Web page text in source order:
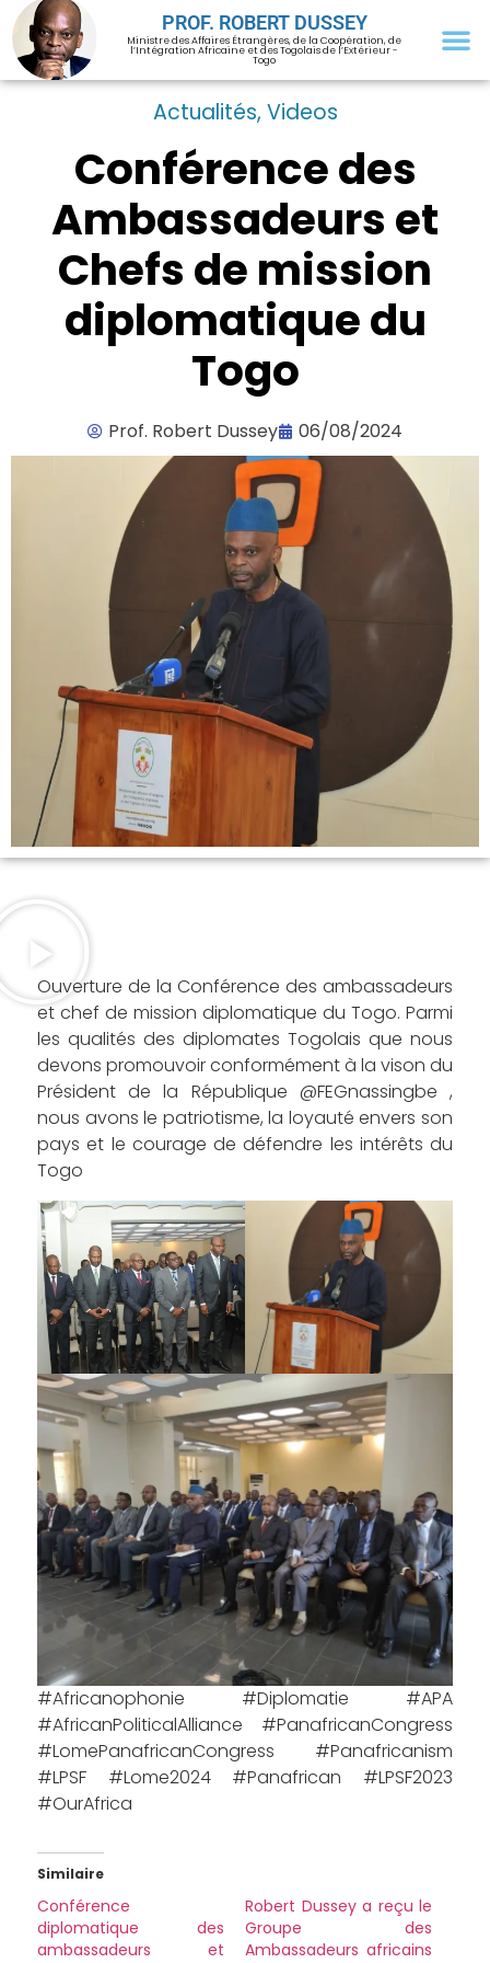
PROF. ROBERT DUSSEY
Ministre des Affaires Étrangères, de la Coopération, de
l’Intégration Africaine et des Togolais de l’Extérieur -
Togo
Actualités, Videos
Conférence des
Ambassadeurs et
Chefs de mission
diplomatique du
Togo
Prof. Robert Dussey 06/08/2024
Ouverture de la Conférence des ambassadeurs
et chef de mission diplomatique du Togo. Parmi
les qualités des diplomates Togolais que nous
devons promouvoir conformément à la vison du
Président de la République @FEGnassingbe ,
nous avons le patriotisme, la loyauté envers son
pays et le courage de défendre les intérêts du
Togo
#Africanophonie #Diplomatie #APA
#AfricanPoliticalAlliance #PanafricanCongress
#LomePanafricanCongress #Panafricanism
#LPSF #Lome2024 #Panafrican #LPSF2023
#OurAfrica
Similaire
Conférence
diplomatique des
ambassadeurs et
Robert Dussey a reçu le
Groupe des
Ambassadeurs africains